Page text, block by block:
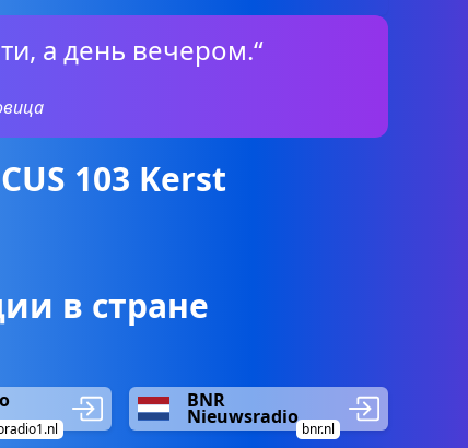
а день вечером.“
103 Kerst
в стране
BNR
Nieuwsradio
bnr.nl